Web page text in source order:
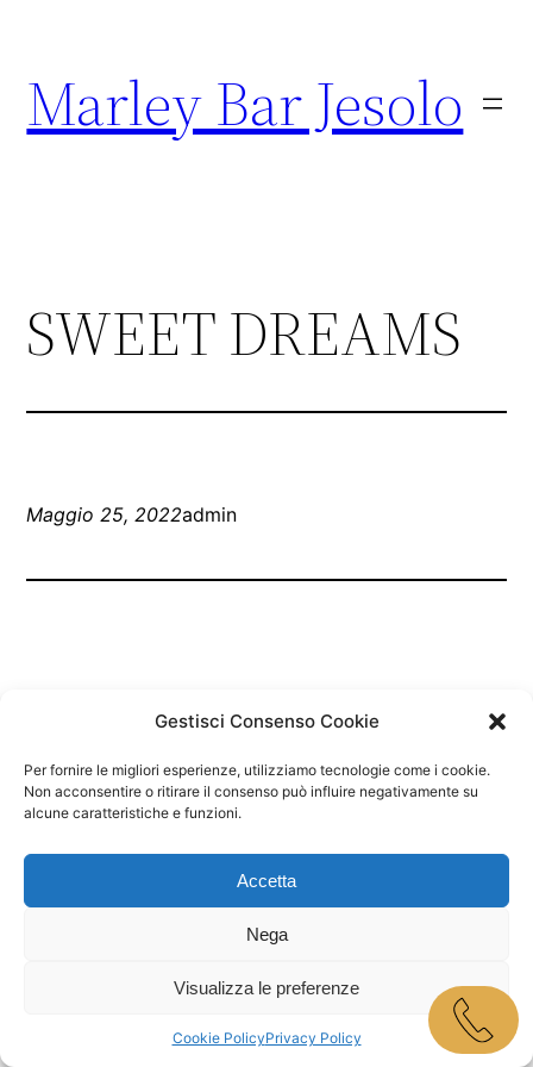
Gestisci Consenso Cookie
Per fornire le migliori esperienze, utilizziamo tecnologie come i cookie.
Non acconsentire o ritirare il consenso può influire negativamente su
alcune caratteristiche e funzioni.
Accetta
Nega
Visualizza le preferenze
Cookie PolicyPrivacy Policy
Marley Bar Jesolo
SWEET DREAMS
Maggio 25, 2022admin
Marley Bar Jesolo
Proudly powered byWordPress